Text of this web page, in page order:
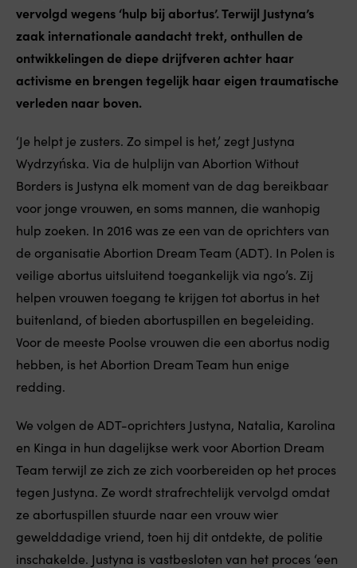
vervolgd wegens ‘hulp bij abortus’. Terwijl Justyna’s
zaak internationale aandacht trekt, onthullen de
ontwikkelingen de diepe drijfveren achter haar
activisme en brengen tegelijk haar eigen traumatische
verleden naar boven.
‘Je helpt je zusters. Zo simpel is het,’ zegt Justyna
Wydrzyńska. Via de hulplijn van Abortion Without
Borders is Justyna elk moment van de dag bereikbaar
voor jonge vrouwen, en soms mannen, die wanhopig
hulp zoeken. In 2016 was ze een van de oprichters van
de organisatie Abortion Dream Team (ADT). In Polen is
veilige abortus uitsluitend toegankelijk via ngo’s. Zij
helpen vrouwen toegang te krijgen tot abortus in het
buitenland, of bieden abortuspillen en begeleiding.
Voor de meeste Poolse vrouwen die een abortus nodig
hebben, is het Abortion Dream Team hun enige
redding.
We volgen de ADT-oprichters Justyna, Natalia, Karolina
en Kinga in hun dagelijkse werk voor Abortion Dream
Team terwijl ze zich ze zich voorbereiden op het proces
tegen Justyna. Ze wordt strafrechtelijk vervolgd omdat
ze abortuspillen stuurde naar een vrouw wier
gewelddadige vriend, toen hij dit ontdekte, de politie
inschakelde. Justyna is vastbesloten van het proces ‘een